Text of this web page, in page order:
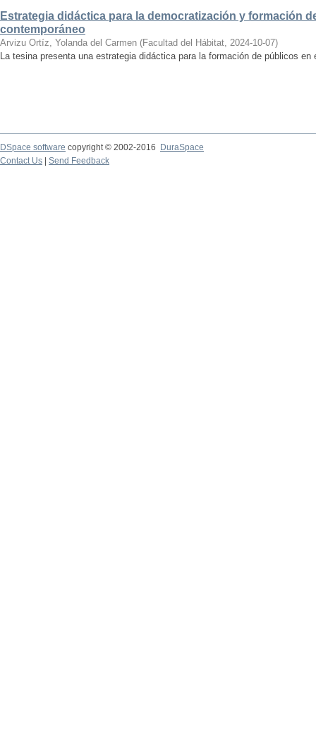
Estrategia didáctica para la democratización y formación
contemporáneo
Arvizu Ortíz, Yolanda del Carmen (Facultad del Hábitat, 2024-10-07)
La tesina presenta una estrategia didáctica para la formación de públicos en
DSpace software copyright © 2002-2016
DuraSpace
Contact Us
Send Feedback